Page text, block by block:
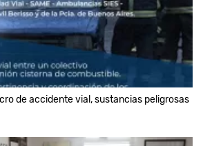
de accidente vial, sustancias peligrosas